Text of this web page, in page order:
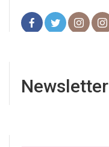
Newsletter